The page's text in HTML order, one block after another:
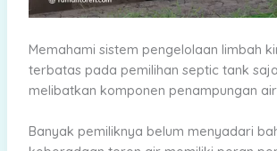
Memahami sistem pengelolaan limbah
terbatas pada pemilihan septic tank
melibatkan komponen penampungan
Banyak pemiliknya belum menyadari